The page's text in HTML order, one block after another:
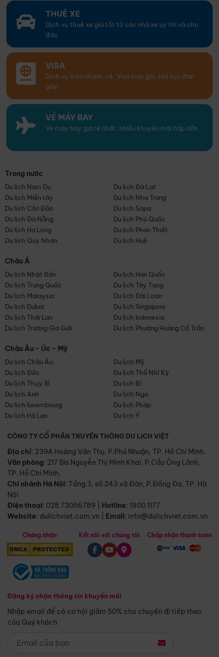
THUÊ XE
Dịch vụ thuê xe giá tốt từ các nhà xe uy tín và chu
đáo
VISA
Dịch vụ Visa nhanh, rẻ. Visa trọn gói, thủ tục đơn
giản
VÉ MÁY BAY
Vé máy bay giá rẻ nhất, nhiều khuyến mãi hấp dẫn
Trong nước
Du lịch Nam Du
Du lịch Đà Lạt
Du lịch Miền tây
Du lịch Nha Trang
Du lịch Côn Đảo
Du lịch Sapa
Du lịch Đà Nẵng
Du lịch Phú Quốc
Du lịch Hạ Long
Du lịch Phan Thiết
Du lịch Quy Nhơn
Du lịch Huế
Châu Á
Du lịch Nhật Bản
Du lịch Hàn Quốc
Du lịch Trung Quốc
Du lịch Tây Tạng
Du lịch Malaysia
Du lịch Đài Loan
Du lịch Dubai
Du lịch Singapore
Du lịch Thái Lan
Du lịch Indonesia
Du lịch Trương Gia Giới
Du lịch Phượng Hoàng Cổ Trấn
Châu Âu - Úc - Mỹ
Du lịch Châu Âu
Du lịch Mỹ
Du lịch Đức
Du lịch Thổ Nhĩ Kỳ
Du lịch Thụy Sĩ
Du lịch Bỉ
Du lịch Anh
Du lịch Nga
Du lịch luxembourg
Du lịch Pháp
Du lịch Hà Lan
Du lịch Ý
CÔNG TY CỔ PHẦN TRUYỀN THÔNG DU LỊCH VIỆT
Địa chỉ: 239A Hoàng Văn Thụ, P.Phú Nhuận, TP. Hồ Chí Minh.
Văn phòng: 217 Bis Nguyễn Thị Minh Khai, P.Cầu Ông Lãnh,
TP. Hồ Chí Minh.
Chi nhánh Hà Nội: Tầng 3, số 243 xã Đàn, P.Đống Đa, TP. Hà
Nội
Điện thoại: 028 73056789 Hotline: 1900 1177
Website: dulichviet.com.vn Email: info@dulichviet.com.vn
Chứng nhận
Đăng ký nhận thông tin khuyến mãi
Nhập email để có cơ hội giảm 50% cho chuyến đi tiếp theo
của Quý khách
Kết nối với chúng tôi Chấp nhận thanh toán